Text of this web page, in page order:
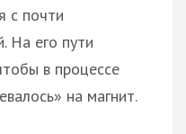
с почти
На его пути
в процессе
на магнит.